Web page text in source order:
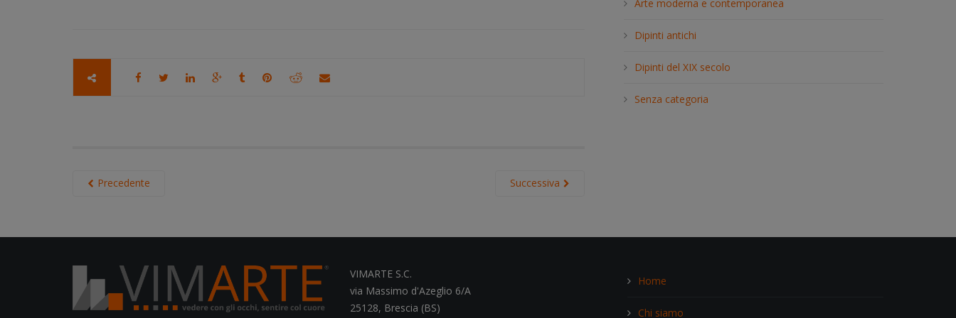
Successiva
Precedente
h
Arte moderna e contemporanea
Dipinti antichi
Dipinti del XIX secolo
Senza categoria
VIMARTE S.C.
via Massimo d'Azeglio 6/A
25128, Brescia (BS)
Home
Chi siamo